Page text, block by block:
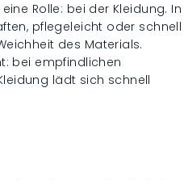
Rolle: bei der Kleidung. In
pflegeleicht oder schnell
des Materials.
bei empfindlichen
lädt sich schnell